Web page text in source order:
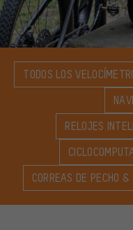
TODOS LOS
RELOJES
CORREAS DE PECHO &